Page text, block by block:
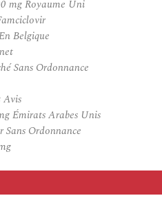
mg Royaume Uni
Belgique
Sans Ordonnance
Émirats Arabes Unis
Ordonnance